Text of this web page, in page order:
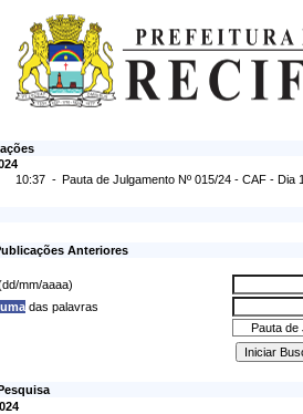
10:37 - Pauta de Julgamento Nº 015/24 - CAF - Dia
Anteriores
mm/aaaa)
das palavras